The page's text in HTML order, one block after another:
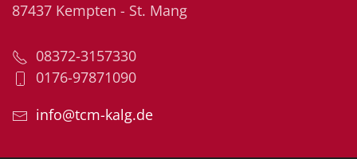
87437 Kempten - St. Mang
08372-3157330
0176-97871090
info@tcm-kalg.de